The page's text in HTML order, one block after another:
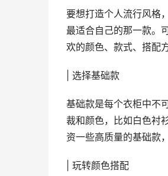
要想打造个人流行风格
最适合自己的那一款。
欢的颜色、款式、搭配
| 选择基础款
基础款是每个衣柜中不
裁和颜色，比如白色衬
资一些高质量的基础款
| 玩转颜色搭配